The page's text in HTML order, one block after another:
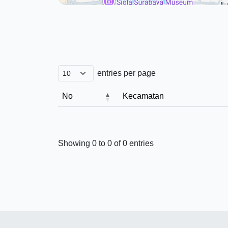
entries per page
No Kecamatan
Showing 0 to 0 of 0 entries